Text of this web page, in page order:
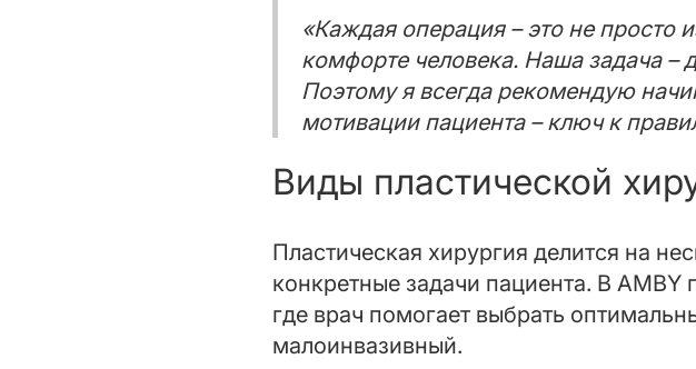
«Каждая операция – это не просто
комфорте человека. Наша задача –
Поэтому я всегда рекомендую
мотивации пациента – ключ к
Виды пластической
Пластическая хирургия делится на
конкретные задачи пациента. В
где врач помогает выбрать
малоинвазивный.